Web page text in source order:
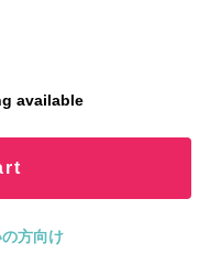
available
方向け